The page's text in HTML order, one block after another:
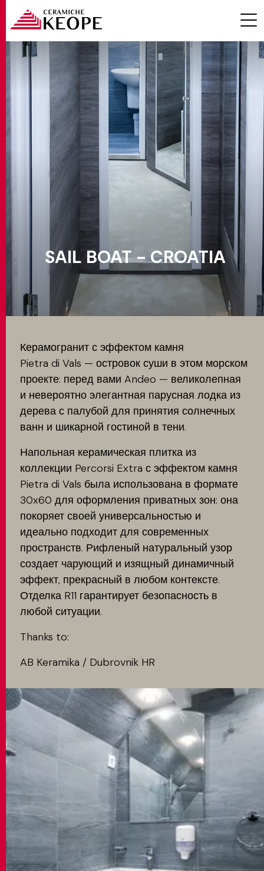
ПРОЕКТЫ
КОНТАКТЫ
MATCH APP
ПОИСК
ЗАПРЕТНАЯ ЗОНА
SAIL BOAT - CROATIA
Керамогранит с эффектом камня
Pietra di Vals — островок суши в этом морском
проекте: перед вами Andeo — великолепная
и невероятно элегантная парусная лодка из
дерева с палубой для принятия солнечных
ванн и шикарной гостиной в тени.
Напольная керамическая плитка из
коллекции Percorsi Extra с эффектом камня
Pietra di Vals была использована в формате
30x60 для оформления приватных зон: она
покоряет своей универсальностью и
идеально подходит для современных
пространств. Рифленый натуральный узор
создает чарующий и изящный динамичный
эффект, прекрасный в любом контексте.
Отделка R11 гарантирует безопасность в
любой ситуации.
Thanks to:
AB Keramika / Dubrovnik HR